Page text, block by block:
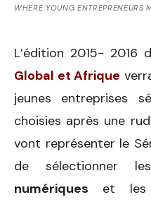
WHERE YOUNG ENTREPRENEURS
L’édition 2015- 2016
Global et Afrique
jeunes entreprises
choisies après une
vont représenter le
de sélectionner
numériques et les